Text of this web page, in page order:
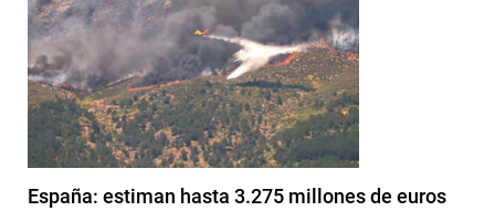
España: estiman hasta 3.275 millones de euros